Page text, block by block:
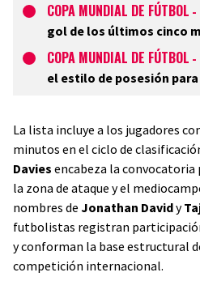
COPA MUNDIAL DE FÚTBOL -
gol de los últimos cinco
COPA MUNDIAL DE FÚTBOL -
el estilo de posesión para
La lista incluye a los jugadores
minutos en el ciclo de
Davies encabeza la convocatoria
la zona de ataque y el
nombres de Jonathan Davidy
futbolistas registran
y conforman la base estructural
competición internacional.